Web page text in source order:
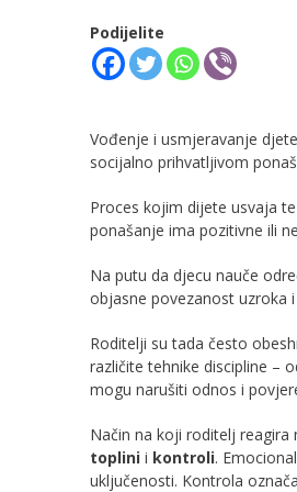
Podijelite
Vođenje i usmjeravanje
socijalno prihvatljivom
Proces kojim dijete usvaja
ponašanje ima pozitivne ili
Na putu da djecu nauče
objasne povezanost uzroka
Roditelji su tada često
različite tehnike discipline –
mogu narušiti odnos i
Način na koji roditelj reagira
toplini i kontroli.
uključenosti. Kontrola